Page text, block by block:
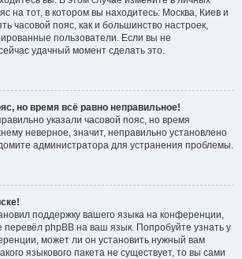
на тот, в котором вы находитесь: Москва, Киев и
часовой пояс, как и большинство настроек,
пользователи. Если вы не
удачный момент сделать это.
но время всё равно неправильное!
указали часовой пояс, но время
неверное, значит, неправильно установлено
администратора для устранения проблемы.
поддержку вашего языка на конференции,
перевёл phpBB на ваш язык. Попробуйте узнать у
может ли он установить нужный вам
языкового пакета не существует, то вы сами